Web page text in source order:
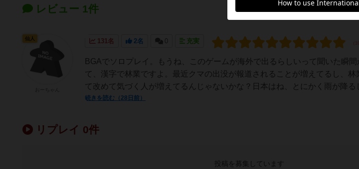
レビュー 1件
131名 2名 0 充実
BGAでソロプレイ。もうね、このゲームが海外で出るらしいって聞いた瞬
て、漢字で林業ですよ。最近クマの出没が報道されることが増えてるし、
て改めて気づく人が増えてるんじゃないかな？日本はね、とにかく雨が降る
続きを読む（28日前）
仙人
リプレイ 0件
投稿を募集しています